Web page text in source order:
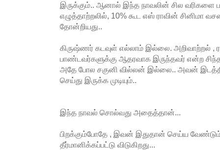
இருக்கும்.. ஆனால் இந்த நாவலின் சில வரிகளை
எழுத்தாற்றலில், 10% கூட எஸ் ராவின் சினிமா
தோன்றியது..
கிருஷ்ணர் கடவுள் எல்லாம் இல்லை. அறிவாற்றல் ,
பாண்டவர்களுக்கு ஆதரவாக இருந்தவர் என்ற
அதே போல சகுனி வில்லன் இல்லை.. அவன்
செய்து இருக்க முடியும்..
இந்த நாவல் சொல்வது அதைத்தான்...
பிறக்கும்போதே , இவன் இதுதான் செய்ய வேண்டும்,
தீர்மானிக்கப்பட்டு விடுகிறது...